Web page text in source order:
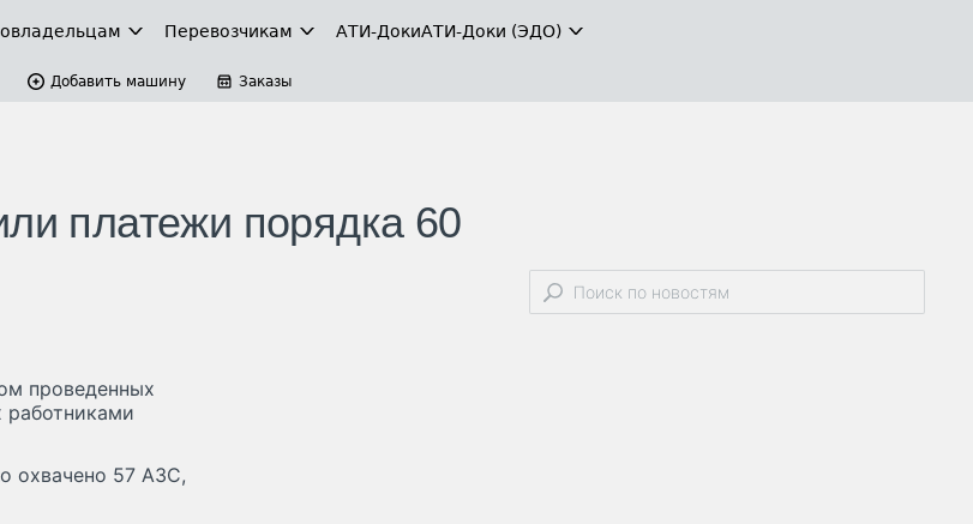
Перевозчикам АТИ-ДокиАТИ-Доки (ЭДО)
Добавить машину Заказы
платежи порядка 60
проведенных
работниками
охвачено 57 АЗС,